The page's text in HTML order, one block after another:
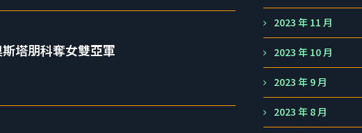
塔朋科奪女雙亞軍
2023 年 11 月
2023 年 10 月
2023 年 9 月
2023 年 8 月